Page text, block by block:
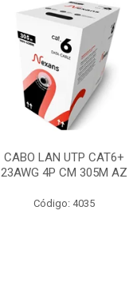
CABO LAN UTP CAT6+
23AWG 4P CM 305M AZ
Código: 4035